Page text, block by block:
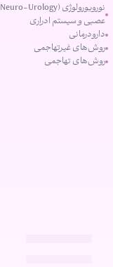
عصبی و سیستم ادراری
دارودرمانی
روش‌های غیرتهاجمی
روش‌های تهاجمی